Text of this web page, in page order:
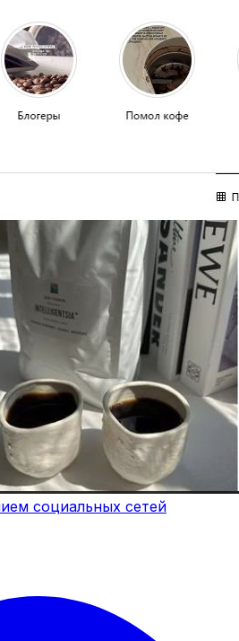
социальных сетей